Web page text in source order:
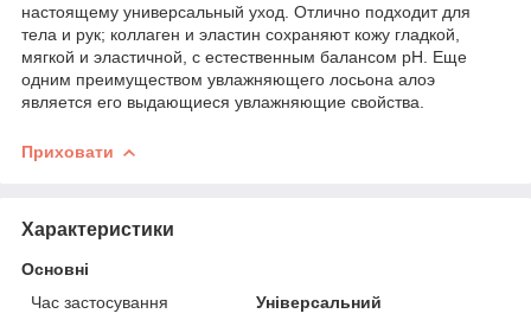
настоящему универсальный уход. Отлично подходит для
тела и рук; коллаген и эластин сохраняют кожу гладкой,
мягкой и эластичной, с естественным балансом pH. Еще
одним преимуществом увлажняющего лосьона алоэ
является его выдающиеся увлажняющие свойства.
Приховати
Характеристики
Основні
Час застосування
Універсальний